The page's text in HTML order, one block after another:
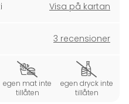
Visa på kartan
3 recensioner
egen mat inte
tillåten
egen dryck inte
tillåten